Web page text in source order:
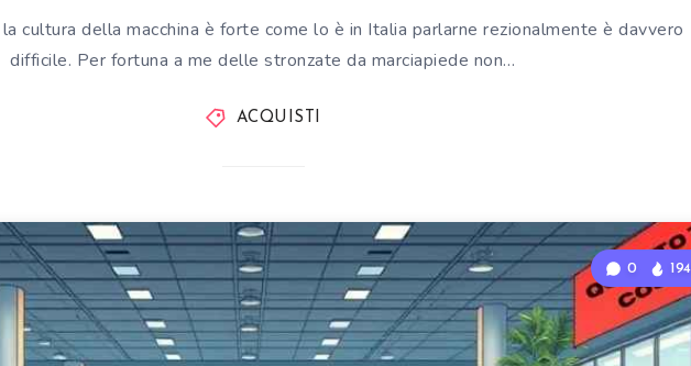
la cultura della macchina è forte come lo è in Italia parlarne rezionalmente è davvero
difficile. Per fortuna a me delle stronzate da marciapiede non…
ACQUISTI
0